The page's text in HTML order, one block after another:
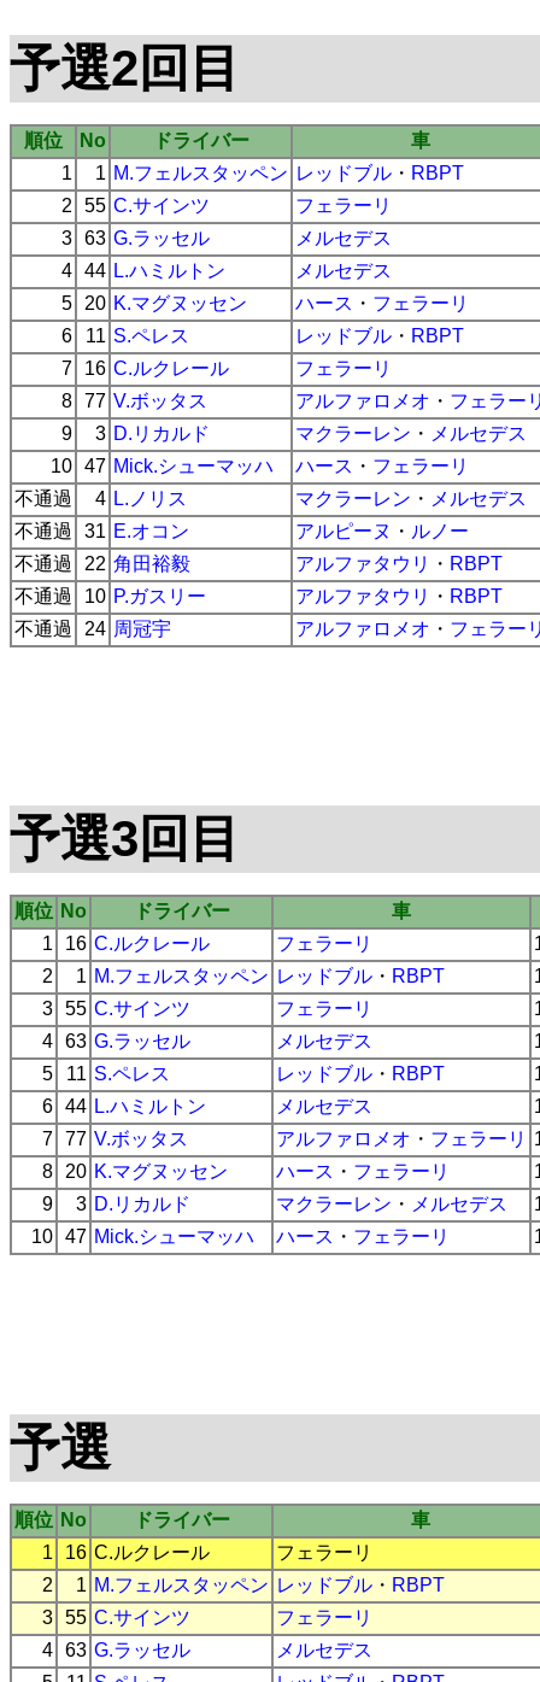
予選2回目
順位 No ドライバー
車
1
1 M.フェルスタッペン レッドブル ・ RBPT
2
55 C.サインツ
フェラーリ
3 63 G.ラッセル
メルセデス
4 44 L.ハミルトン
メルセデス
5
20 K.マグヌッセン ハース ・ フェラーリ
6
11 S.ペレス レッドブル ・ RBPT
7
16 C.ルクレール
フェラーリ
8 77 V.ボッタス アルファロメオ ・ フェラー
9
3 D.リカルド マクラーレン ・ メルセデス
10 47 Mick.シューマッハ ハース ・ フェラーリ
不通過
4 L.ノリス マクラーレン ・ メルセデス
不通過
31 E.オコン アルピーヌ ・ ルノー
不通過
22 角田裕毅 アルファタウリ ・ RBPT
不通過
10 P.ガスリー アルファタウリ ・ RBPT
不通過
24 周冠宇 アルファロメオ ・ フェラー
予選3回目
順位 No ドライバー
車
1
16 C.ルクレール フェラーリ
2
1 M.フェルスタッペン レッドブル ・ RBPT
3 55 C.サインツ フェラーリ
4 63 G.ラッセル メルセデス
5
11 S.ペレス レッドブル ・ RBPT
6 44 L.ハミルトン メルセデス
7 77 V.ボッタス アルファロメオ ・ フェラーリ
8
20 K.マグヌッセン ハース ・ フェラーリ
9
3 D.リカルド マクラーレン ・ メルセデス
10 47 Mick.シューマッハ ハース ・ フェラーリ
予選
順位 No ドライバー
車
1
16 C.ルクレール
フェラーリ
2
1 M.フェルスタッペン レッドブル ・ RBPT
3 55 C.サインツ
フェラーリ
4 63 G.ラッセル
メルセデス